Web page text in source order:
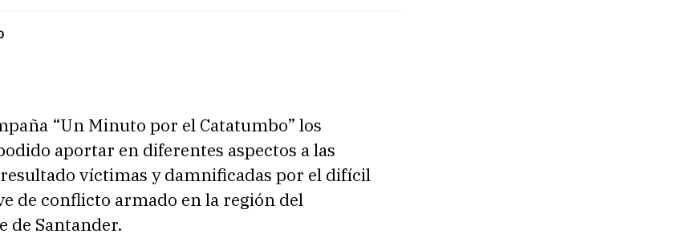
“Un Minuto por el Catatumbo” los
aportar en diferentes aspectos a las
víctimas y damnificadas por el difícil
de conflicto armado en la región del
de Santander.